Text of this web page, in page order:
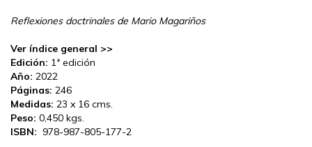
Reflexiones doctrinales de Mario Magariños
Ver índice general >>
Edición: 1ª edición
Año: 2022
Páginas: 246
Medidas: 23 x 16 cms.
Peso: 0,450 kgs.
ISBN: 978-987-805-177-2